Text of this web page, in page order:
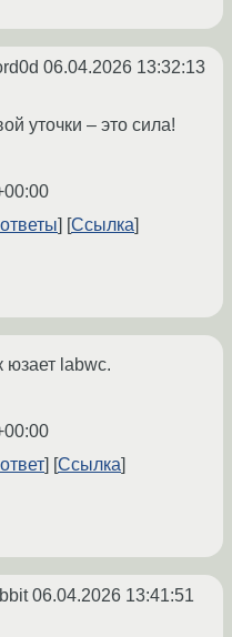
06.04.2026 13:32:13
уточки – это сила!
Ссылка
юзает labwc.
Ссылка
06.04.2026 13:41:51